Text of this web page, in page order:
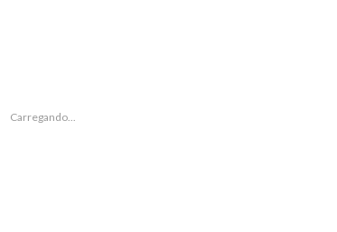
Carregando...